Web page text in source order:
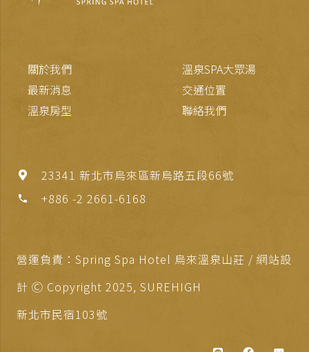
關於我們
最新消息
溫泉房型
溫泉SPA大眾湯
交通位置
聯絡我們
23341 新北市烏來區新烏路五段66號
phone +886 -2 2661-6168
營運負責：Spring Spa Hotel 烏來溫泉山莊 / 網站設
計 Ⓒ Copyright 2025, SUREHIGH
新北市民宿103號